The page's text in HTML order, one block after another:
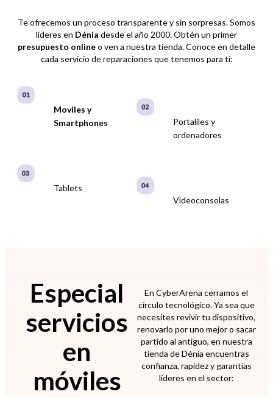
Te ofrecemos un proceso transparente y sin sorpresas. Somos
líderes en Dénia desde el año 2000. Obtén un primer
presupuesto onlineo ven a nuestra tienda. Conoce en detalle
cada servicio de reparaciones que tenemos para tí:
Moviles y
Smartphones
Portaliles y
ordenadores
Tablets
Videoconsolas
Especial
servicios
en
móviles
En CyberArena cerramos el
círculo tecnológico. Ya sea que
necesites revivir tu dispositivo,
renovarlo por uno mejor o sacar
partido al antiguo, en nuestra
tienda de Dénia encuentras
confianza, rapidez y garantías
líderes en el sector: